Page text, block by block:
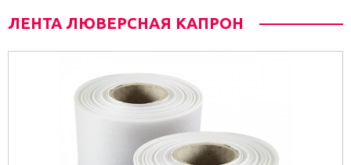
ЛЕНТА ЛЮВЕРСНАЯ КАПРОН